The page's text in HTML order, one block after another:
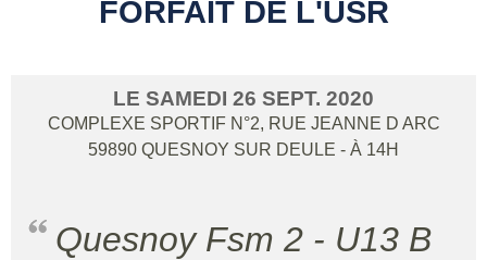
FORFAIT DE L'USR
LE SAMEDI 26 SEPT. 2020
COMPLEXE SPORTIF N°2, RUE JEANNE D ARC
59890 QUESNOY SUR DEULE - À 14H
Quesnoy Fsm 2 - U13 B